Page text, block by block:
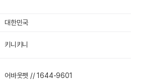
대한민국
키니키니
어바웃펫 // 1644-9601